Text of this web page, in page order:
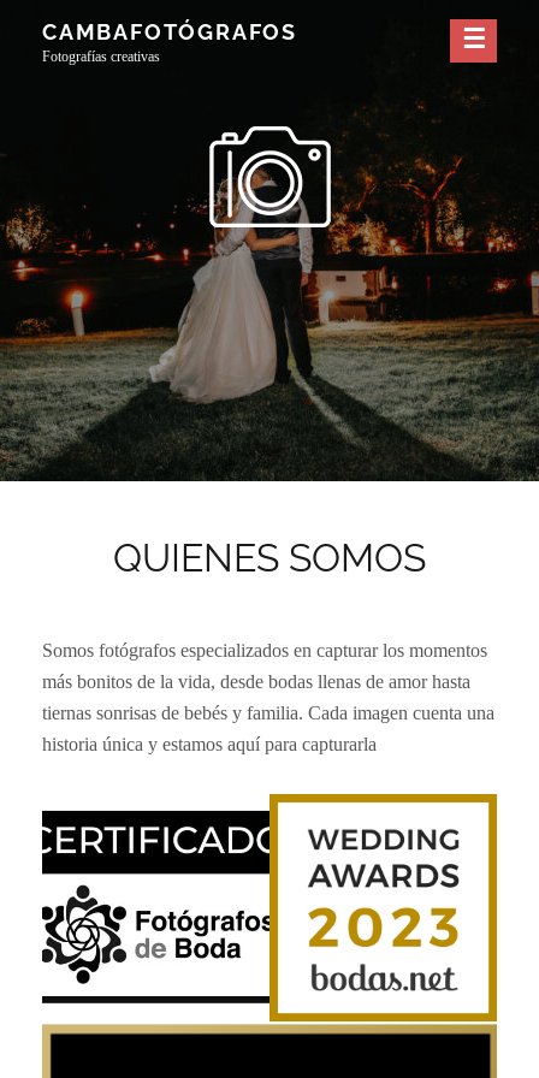
CAMBAFOTÓGRAFOS
Fotografías creativas
QUIENES SOMOS
Somos fotógrafos especializados en capturar los momentos
más bonitos de la vida, desde bodas llenas de amor hasta
tiernas sonrisas de bebés y familia. Cada imagen cuenta una
historia única y estamos aquí para capturarla